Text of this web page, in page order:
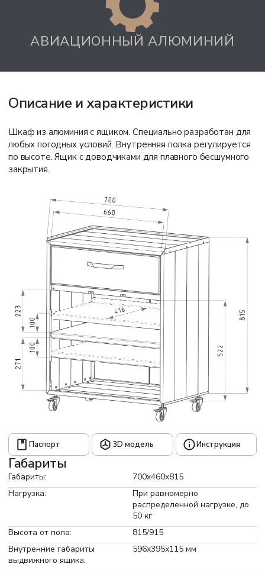
АВИАЦИОННЫЙ АЛЮМИНИЙ
Описание и характеристики
Шкаф из алюминия с ящиком. Специально разработан для
любых погодных условий. Внутренняя полка регулируется
по высоте. Ящик с доводчиками для плавного бесшумного
закрытия.
Паспорт 3D модель Инструкция
Габариты
Габариты:
700x460x815
Нагрузка:
При равномерно
распределенной нагрузке, до
50 кг
Высота от пола:
815/915
Внутренние габариты
выдвижного ящика:
596х395х115 мм